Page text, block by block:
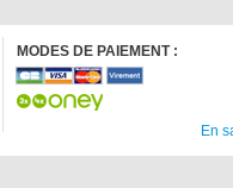
MODES DE PAIEMENT :
En